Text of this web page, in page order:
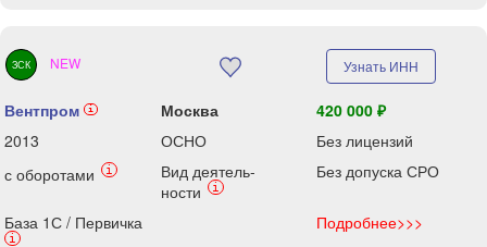
ЗСК NEW Узнать ИНН
Вентпром i Москва
420 000 ₽
2013
ОСНО
Без лицензий
с оборотами
i
Вид деятель-
ности
i
Без допуска СРО
База 1С / Первичка
i
Подробнее>>>